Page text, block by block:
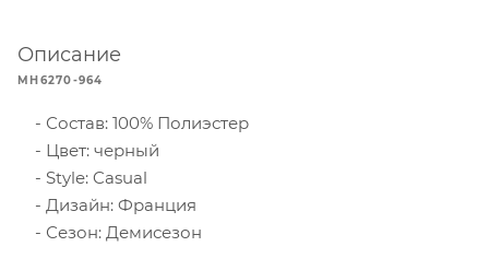
Описание
MH6270-964
Состав: 100% Полиэстер
Цвет: черный
Style: Casual
Дизайн: Франция
Сезон: Демисезон